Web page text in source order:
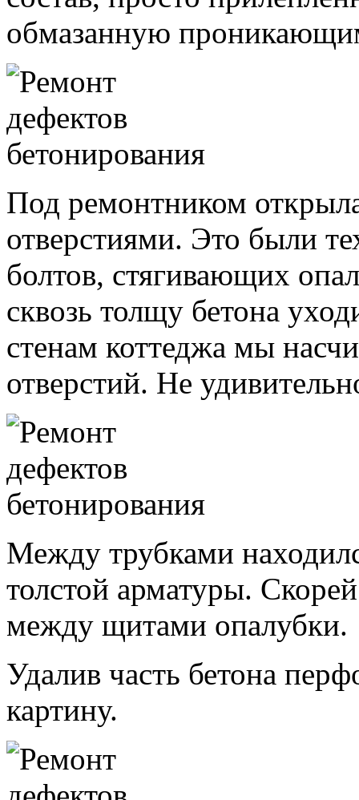
обмазанную
Под ремонтником
отверстиями. Это были
болтов, стягивающих
сквозь толщу бетона
стенам коттеджа мы
отверстий. Не
Между трубками
толстой арматуры.
между щитами опалубки.
Удалив часть бетона
картину.